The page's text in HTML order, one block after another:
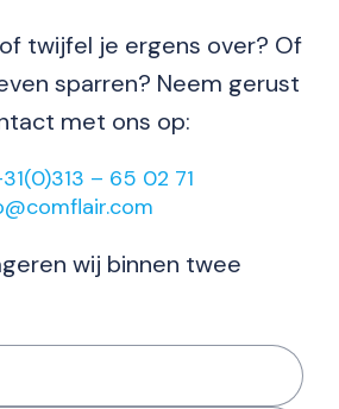
twijfel je ergens over? Of
sparren? Neem gerust
met ons op:
– 65 02 71
wij binnen twee